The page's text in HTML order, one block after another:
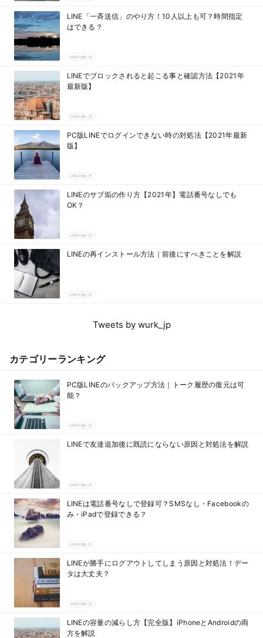
LINE「一斉送信」のやり方！10人以上も可？時間指定
はできる？
LINEの使い方
LINEでブロックされると起こる事と確認方法【2021年
最新版】
LINEの使い方
PC版LINEでログインできない時の対処法【2021年最新
版】
LINEの使い方
LINEのサブ垢の作り方【2021年】電話番号なしでも
OK？
LINEの使い方
LINEの再インストール方法｜前後にすべきことを解説
LINEの使い方
Tweets by wurk_jp
カテゴリーランキング
PC版LINEのバックアップ方法｜トーク履歴の復元は可
能？
LINEの使い方
LINEで友達追加後に既読にならない原因と対処法を解説
LINEの使い方
LINEは電話番号なしで登録可？SMSなし・Facebookの
み・iPadで登録できる？
LINEの使い方
LINEが勝手にログアウトしてしまう原因と対処法！デー
タは大丈夫？
LINEの使い方
LINEの容量の減らし方【完全版】iPhoneとAndroidの両
方を解説